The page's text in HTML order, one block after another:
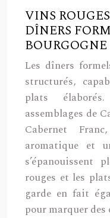
VINS
DÎNERS
BOURGOGNE
Les dîners
structurés,
plats
assemblages de
Cabernet
aromatique et
s’épanouissent
rouges et les
garde en fait
pour marquer des